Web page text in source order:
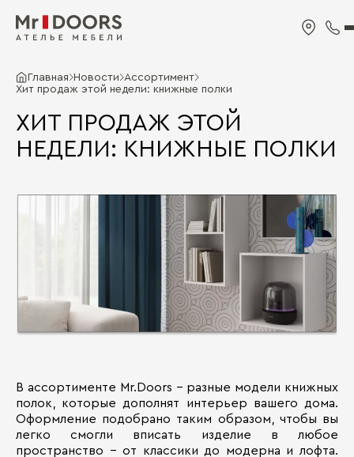
Главная Новости Ассортимент
Хит продаж этой недели: книжные полки
ХИТ ПРОДАЖ ЭТОЙ
НЕДЕЛИ: КНИЖНЫЕ ПОЛКИ
В ассортименте Mr.Doors – разные модели книжных
полок, которые дополнят интерьер вашего дома.
Оформление подобрано таким образом, чтобы вы
легко смогли вписать изделие в любое
пространство – от классики до модерна и лофта.